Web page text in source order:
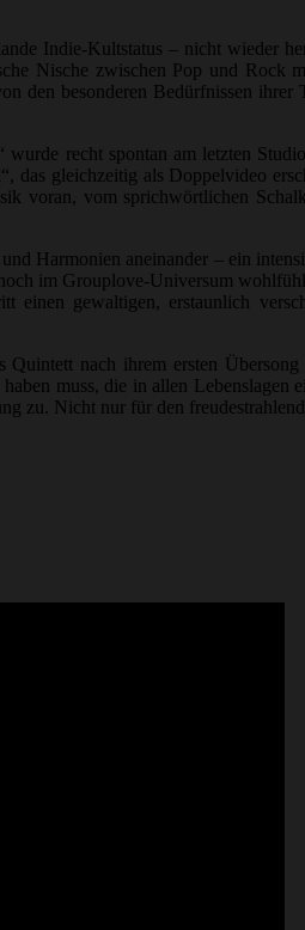
Indie-Kultstatus – nicht wieder
Nische zwischen Pop und Rock
den besonderen Bedürfnissen
recht spontan am letzten
gleichzeitig als Doppelvideo
voran, vom sprichwörtlichen
Harmonien aneinander – ein
im Grouplove-Universum
gewaltigen, erstaunlich
nach ihrem ersten
muss, die in allen
zu. Nicht nur für den